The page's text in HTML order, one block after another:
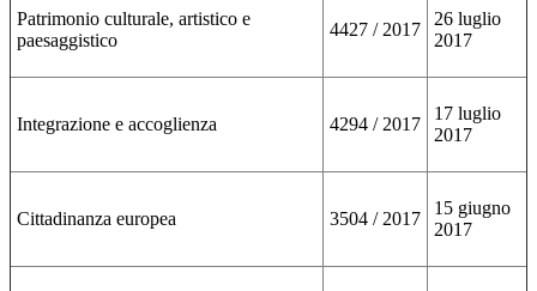
Patrimonio culturale, artistico e
paesaggistico
4427 / 2017
26 luglio
2017
Integrazione e accoglienza 4294 / 2017
17 luglio
2017
Cittadinanza europea 3504 / 2017
15 giugno
2017